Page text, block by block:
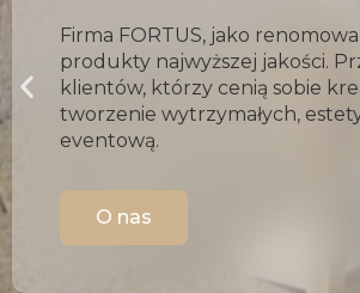
W naszej ofercie znajdziesz
personalizacji nadruków
czy do ogrodu. Oferujemy
wygodę użytkowania i
Sprawdź ofertę